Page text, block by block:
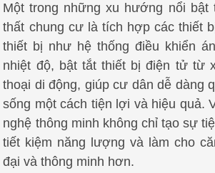
Một trong những xu hướng nổi bật
thất chung cư là tích hợp các thiết
thiết bị như hệ thống điều khiển
nhiệt độ, bật tắt thiết bị điện tử từ
thoại di động, giúp cư dân dễ dàng
sống một cách tiện lợi và hiệu quả.
nghệ thông minh không chỉ tạo sự
tiết kiệm năng lượng và làm cho
đại và thông minh hơn.